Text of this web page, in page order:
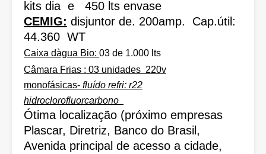
kits dia e 450 lts envase
CEMIG: disjuntor de. 200amp. Cap.útil:
44.360 WT
Caixa dàgua Bio: 03 de 1.000 lts
Câmara Frias : 03 unidades 220v
monofásicas- fluído refri: r22
hidroclorofluorcarbono
Ótima localização (próximo empresas
Plascar, Diretriz, Banco do Brasil,
Avenida principal de acesso a cidade,